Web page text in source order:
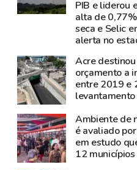
um
sucesso
da
Expoacre
2026
empreendedorismo
amazônico
PIB e liderou
alta de
seca e Selic
alerta no
Acre
orçamento a
entre 2019 e
levantamento
Ambiente de
é avaliado
em estudo
12 municípios